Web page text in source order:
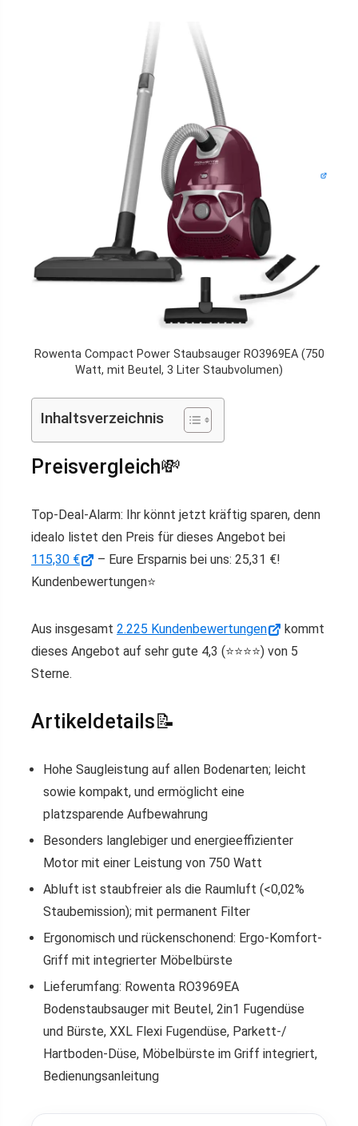
Rowenta Compact Power Staubsauger RO3969EA (750
Watt, mit Beutel, 3 Liter Staubvolumen)
Inhaltsverzeichnis
Preisvergleich💸
Top-Deal-Alarm: Ihr könnt jetzt kräftig sparen, denn
idealo listet den Preis für dieses Angebot bei
115,30 €
– Eure Ersparnis bei uns: 25,31 €!
Kundenbewertungen⭐️
Aus insgesamt 2.225 Kundenbewertungen
kommt
dieses Angebot auf sehr gute 4,3 (⭐️⭐️⭐️⭐️) von 5
Sterne.
Artikeldetails📝
Hohe Saugleistung auf allen Bodenarten; leicht
sowie kompakt, und ermöglicht eine
platzsparende Aufbewahrung
Besonders langlebiger und energieeffizienter
Motor mit einer Leistung von 750 Watt
Abluft ist staubfreier als die Raumluft (<0,02%
Staubemission); mit permanent Filter
Ergonomisch und rückenschonend: Ergo-Komfort-
Griff mit integrierter Möbelbürste
Lieferumfang: Rowenta RO3969EA
Bodenstaubsauger mit Beutel, 2in1 Fugendüse
und Bürste, XXL Flexi Fugendüse, Parkett-/
Hartboden-Düse, Möbelbürste im Griff integriert,
Bedienungsanleitung